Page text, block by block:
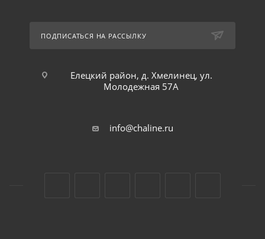
ПОДПИСАТЬСЯ НА РАССЫЛКУ
Елецкий район, д. Хмелинец, ул.
Молодежная 57А
info@chaline.ru